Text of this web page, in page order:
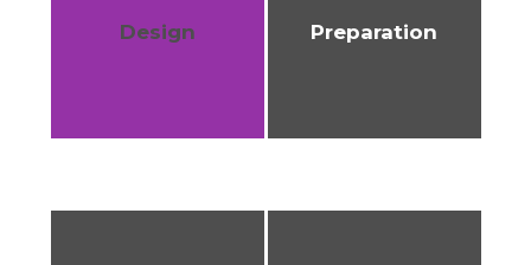
Design Preparation